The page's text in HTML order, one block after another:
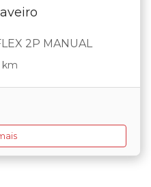
2P MANUAL
km